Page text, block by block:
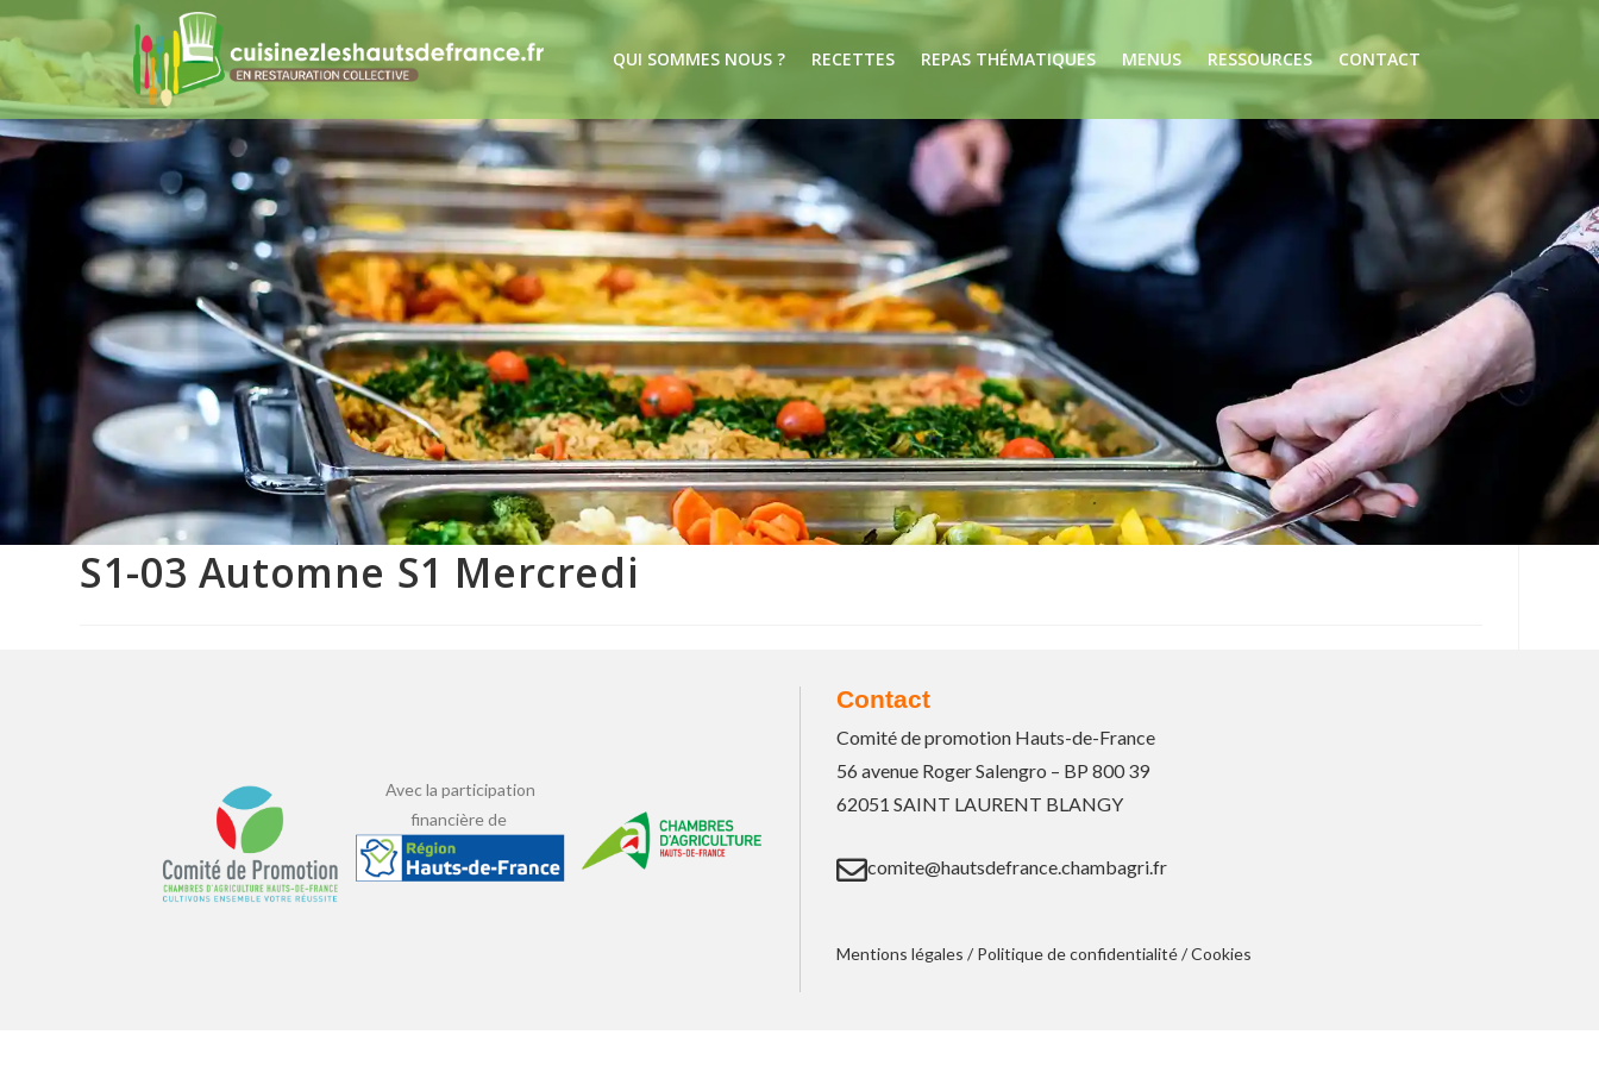
QUI SOMMES NOUS ? RECETTES REPAS THÉMATIQUES MENUS RESSOURCES CONTACT
S1-03 Automne S1 Mercredi
Avec la participation
financière de
Contact
Comité de promotion Hauts-de-France
56 avenue Roger Salengro – BP 800 39
62051 SAINT LAURENT BLANGY
comite@hautsdefrance.chambagri.fr
Mentions légales / Politique de confidentialité/Cookies